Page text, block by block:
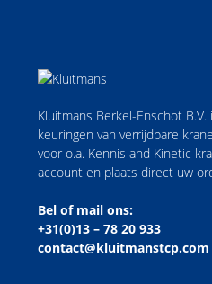
Kluitmans Berkel-Enschot
keuringen van verrijdbare
voor o.a. Kennis and Kinetic
account en plaats direct uw
Bel of mail ons:
+31(0)13 – 78 20 933
contact@kluitmanstcp.com